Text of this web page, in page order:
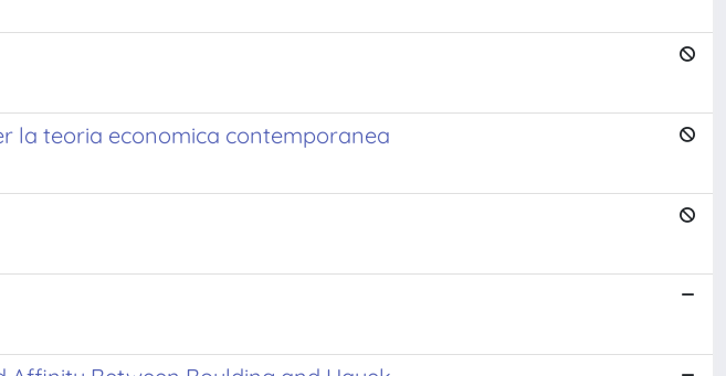
la teoria economica contemporanea